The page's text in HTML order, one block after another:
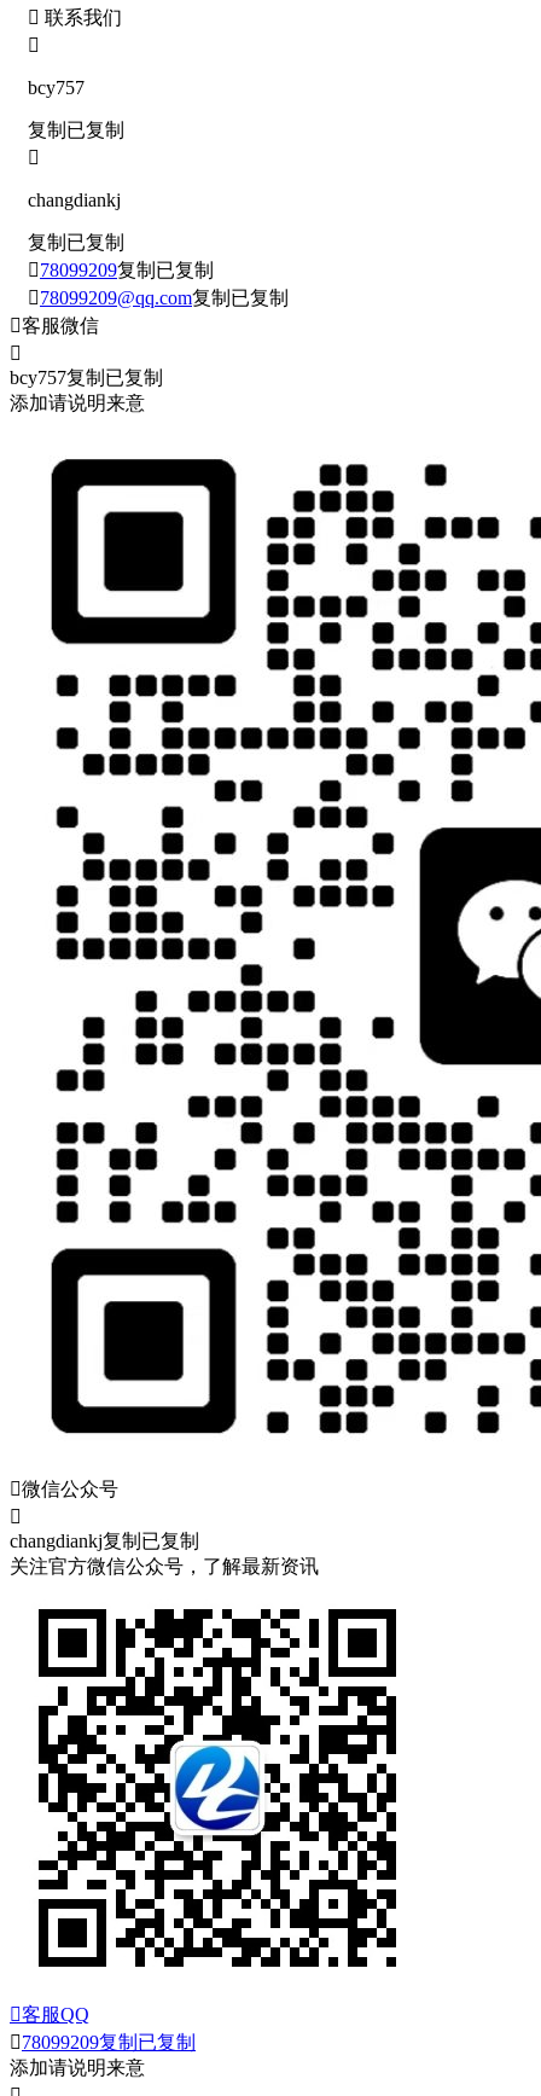
 联系我们

bcy757
复制 已复制

changdiankj
复制 已复制
78099209复制 已复制
78099209@qq.com复制 已复制
客服微信

bcy757复制 已复制
添加请说明来意
微信公众号

changdiankj复制 已复制
关注官方微信公众号，了解最新资讯
客服QQ
78099209复制 已复制
添加请说明来意